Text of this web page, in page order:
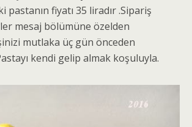
pastanın fiyatı 35 liradır .Sipariş
mesaj bölümüne özelden
mutlaka üç gün önceden
kendi gelip almak koşuluyla.